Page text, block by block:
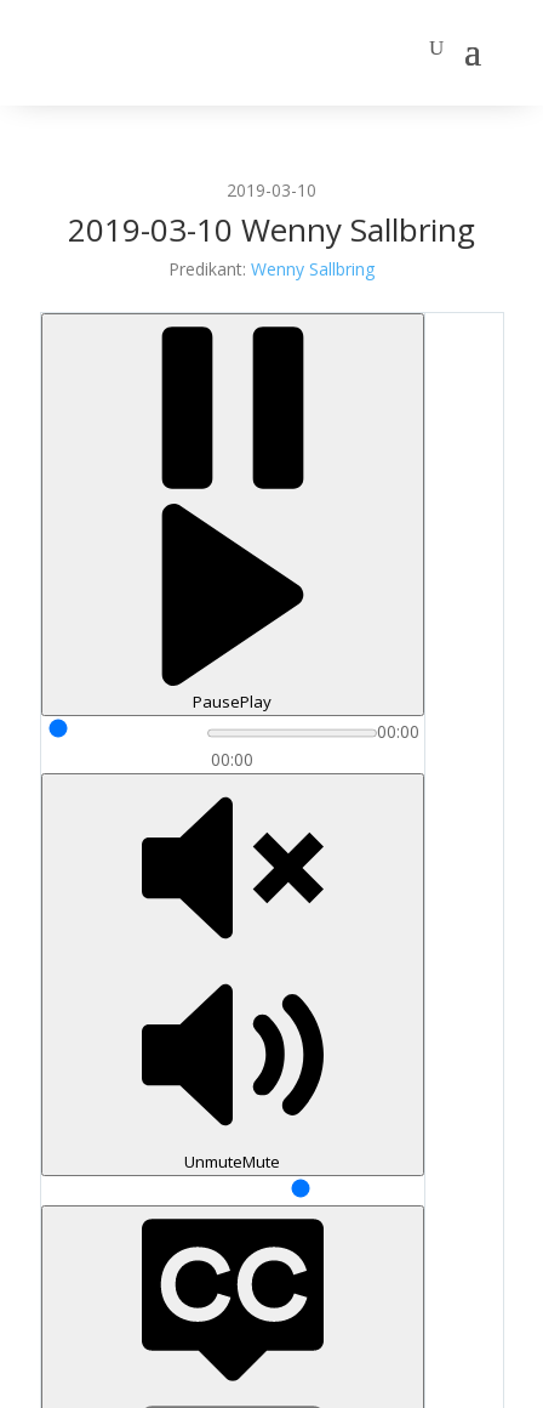
2019-03-10
2019-03-10 Wenny Sallbring
Predikant: Wenny Sallbring
PausePlay
00:00
00:00
UnmuteMute